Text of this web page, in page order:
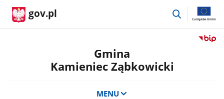
gov.pl
przejdź
Przejdź
Gmina
Kamieniec Ząbkowicki
MENU